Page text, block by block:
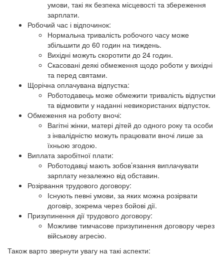
умови, такі як безпека місцевості та збереження
зарплати.
Робочий час і відпочинок:
Нормальна тривалість робочого часу може
збільшити до 60 годин на тиждень.
Вихідні можуть скоротити до 24 годин.
Скасовані деякі обмеження щодо роботи у вихідні
та перед святами.
Щорічна оплачувана відпустка:
Роботодавець може обмежити тривалість відпустки
та відмовити у наданні невикористаних відпусток.
Обмеження на роботу вночі:
Вагітні жінки, матері дітей до одного року та особи
з інвалідністю можуть працювати вночі лише за
їхньою згодою.
Виплата заробітної плати:
Роботодавці мають зобов’язання виплачувати
зарплату незалежно від обставин.
Розірвання трудового договору:
Існують певні умови, за яких можна розірвати
договір, зокрема через бойові дії.
Призупинення дії трудового договору:
Можливе тимчасове призупинення договору через
військову агресію.
Також варто звернути увагу на такі аспекти: